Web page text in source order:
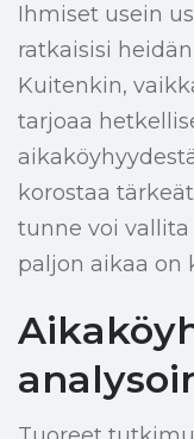
Ihmiset usein
ratkaisisi
Kuitenkin,
tarjoaa
korostaa
tunne voi
paljon aikaa on